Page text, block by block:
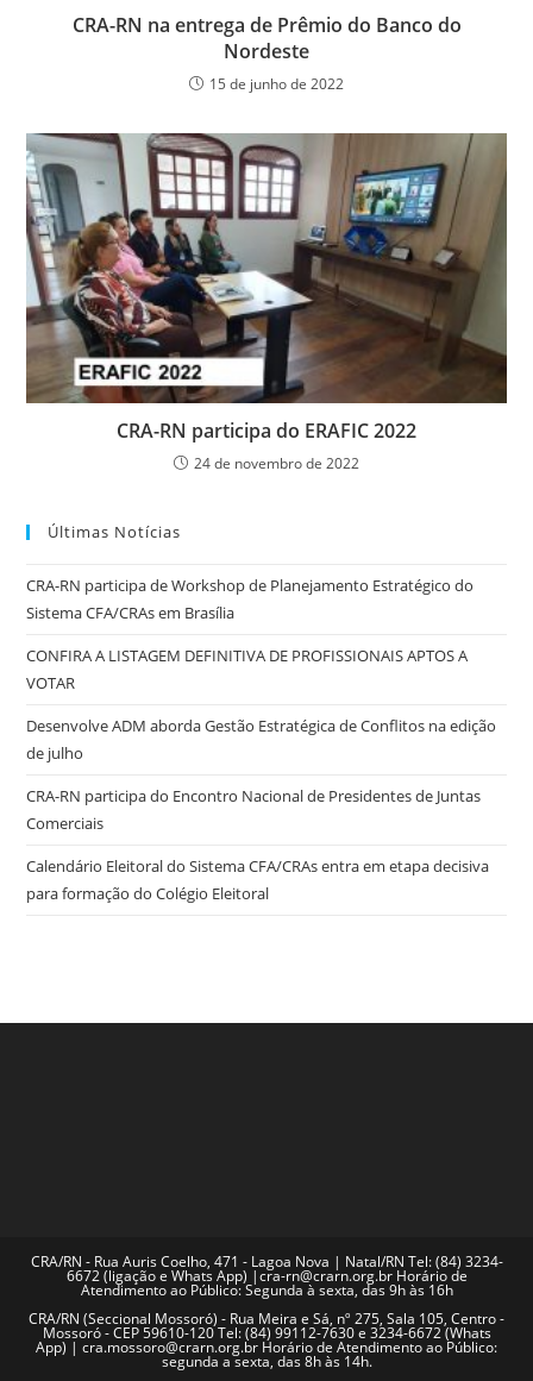
CRA-RN na entrega de Prêmio do Banco do
Nordeste
15 de junho de 2022
CRA-RN participa do ERAFIC 2022
24 de novembro de 2022
Últimas Notícias
CRA-RN participa de Workshop de Planejamento Estratégico do
Sistema CFA/CRAs em Brasília
CONFIRA A LISTAGEM DEFINITIVA DE PROFISSIONAIS APTOS A
VOTAR
Desenvolve ADM aborda Gestão Estratégica de Conflitos na edição
de julho
CRA-RN participa do Encontro Nacional de Presidentes de Juntas
Comerciais
Calendário Eleitoral do Sistema CFA/CRAs entra em etapa decisiva
para formação do Colégio Eleitoral
CRA/RN - Rua Auris Coelho, 471 - Lagoa Nova | Natal/RN Tel: (84) 3234-
6672 (ligação e Whats App) |cra-rn@crarn.org.br Horário de
Atendimento ao Público: Segunda à sexta, das 9h às 16h
CRA/RN (Seccional Mossoró) - Rua Meira e Sá, nº 275, Sala 105, Centro -
Mossoró - CEP 59610-120 Tel: (84) 99112-7630 e 3234-6672 (Whats
App) | cra.mossoro@crarn.org.br Horário de Atendimento ao Público:
segunda a sexta, das 8h às 14h.